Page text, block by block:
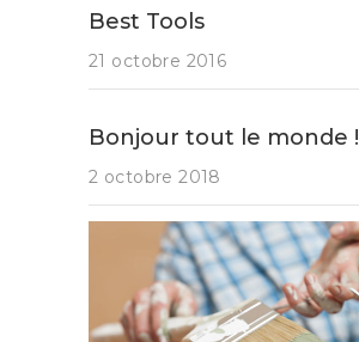
Best Tools
21 octobre 2016
Bonjour tout le monde !
2 octobre 2018